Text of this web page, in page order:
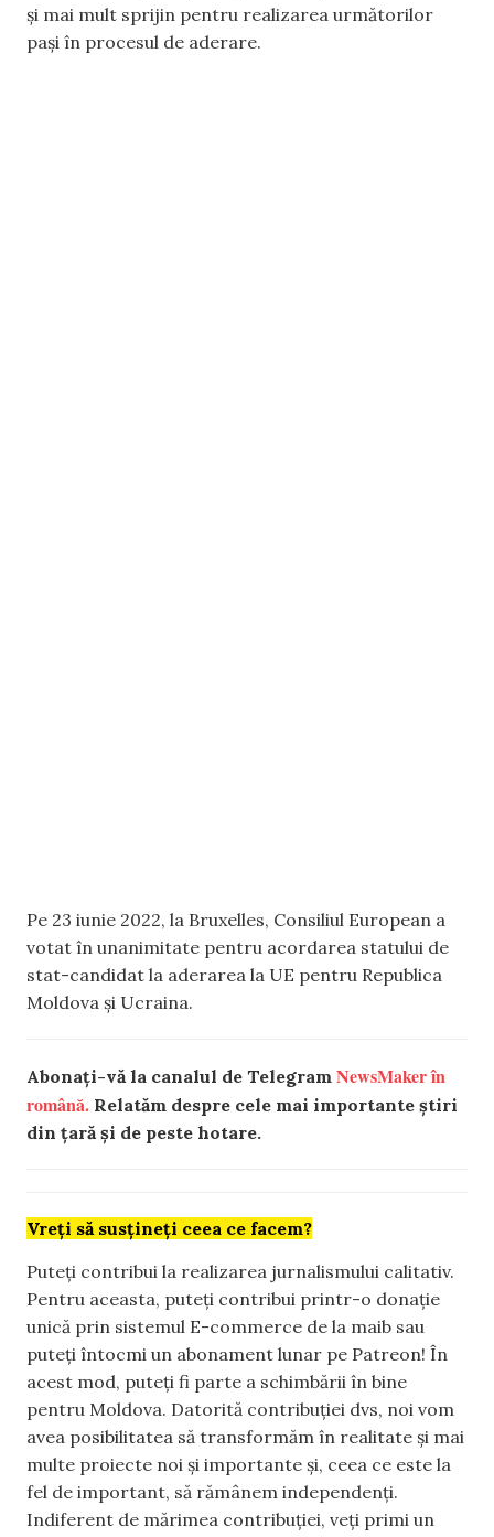
și mai mult sprijin pentru realizarea următorilor
pași în procesul de aderare.
Pe 23 iunie 2022, la Bruxelles, Consiliul European a
votat în unanimitate pentru acordarea statului de
stat-candidat la aderarea la UE pentru Republica
Moldova și Ucraina.
Abonați-vă la canalul de Telegram NewsMaker în
română. Relatăm despre cele mai importante știri
din țară și de peste hotare.
Vreți să susțineți ceea ce facem?
Puteți contribui la realizarea jurnalismului calitativ.
Pentru aceasta, puteți contribui printr-o donație
unică prin sistemul E-commerce de la maib sau
puteți întocmi un abonament lunar pe Patreon! În
acest mod, puteți fi parte a schimbării în bine
pentru Moldova. Datorită contribuției dvs, noi vom
avea posibilitatea să transformăm în realitate și mai
multe proiecte noi și importante și, ceea ce este la
fel de important, să rămânem independenți.
Indiferent de mărimea contribuției, veți primi un